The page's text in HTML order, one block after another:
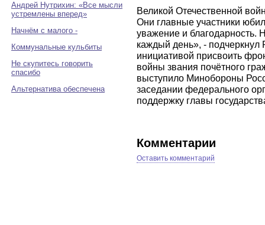
Андрей Нутрихин: «Все мысли
устремлены вперед»
Начнём с малого -
Коммунальные кульбиты
Не скупитесь говорить
спасибо
Альтернатива обеспечена
Великой Отечественной
Они главные участники
уважение и благодарность.
каждый день», -
инициативой присвоить
войны звания почётного
выступило Минобороны
заседании федерального
поддержку главы
Комментарии
Оставить комментарий